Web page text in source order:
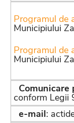
Programul de
Municipiului
Programul de
Municipiului
conform Legii
e-mail: